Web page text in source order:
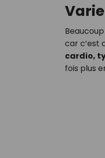
car c’est
cardio,
fois plus